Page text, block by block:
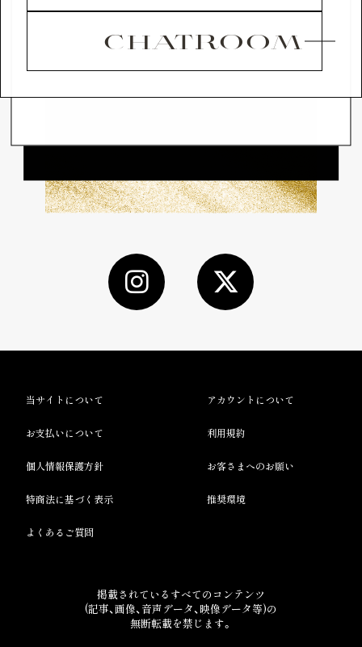
CHATROOM
当サイトについて アカウントについて
お支払いについて 利用規約
個人情報保護方針 お客さまへのお願い
特商法に基づく表示 推奨環境
よくあるご質問
掲載されているすべてのコンテンツ
(記事、画像、音声データ、映像データ等)の
無断転載を禁じます。